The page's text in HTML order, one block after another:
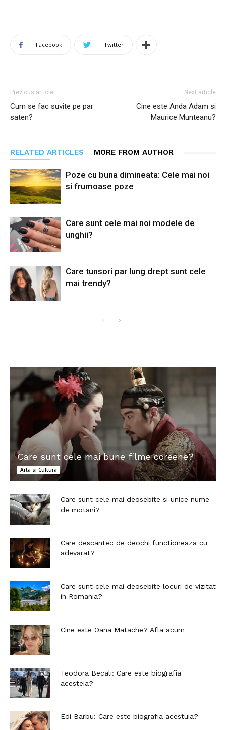
Facebook Twitter
Previous article
Cum se fac suvite pe par
saten?
Next article
Cine este Anda Adam si
Maurice Munteanu?
RELATED ARTICLES MORE FROM AUTHOR
Poze cu buna dimineata: Cele mai noi
si frumoase poze
Care sunt cele mai noi modele de
unghii?
Care tunsori par lung drept sunt cele
mai trendy?
Care sunt cele mai bune filme coreene?
Arta si Cultura
Care sunt cele mai deosebite si unice nume
de motani?
Care descantec de deochi functioneaza cu
adevarat?
Care sunt cele mai deosebite locuri de vizitat
in Romania?
Cine este Oana Matache? Afla acum
Teodora Becali: Care este biografia
acesteia?
Edi Barbu: Care este biografia acestuia?